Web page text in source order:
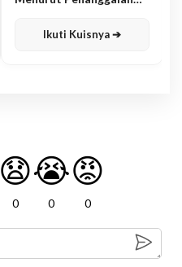
Ikuti Kuisnya ➔
😧
0
😭
0
😡
0